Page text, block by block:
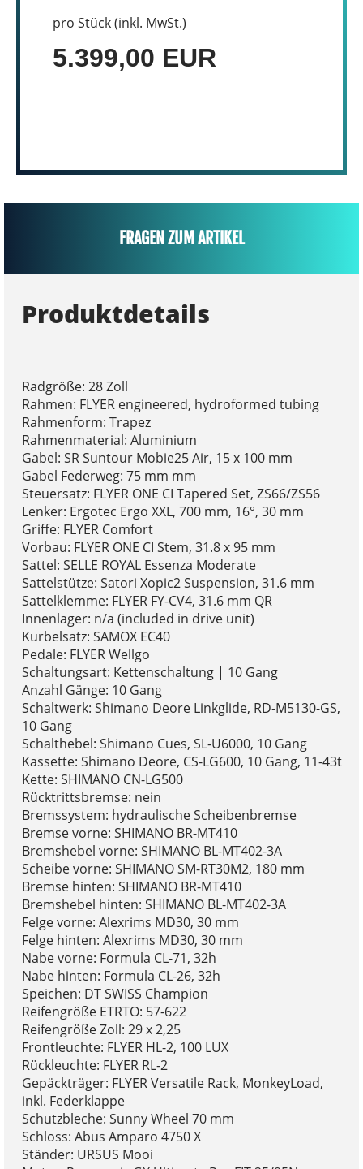
pro Stück (inkl. MwSt.)
5.399,00 EUR
FRAGEN ZUM ARTIKEL
Produktdetails
Radgröße: 28 Zoll
Rahmen: FLYER engineered, hydroformed tubing
Rahmenform: Trapez
Rahmenmaterial: Aluminium
Gabel: SR Suntour Mobie25 Air, 15 x 100 mm
Gabel Federweg: 75 mm mm
Steuersatz: FLYER ONE CI Tapered Set, ZS66/ZS56
Lenker: Ergotec Ergo XXL, 700 mm, 16°, 30 mm
Griffe: FLYER Comfort
Vorbau: FLYER ONE CI Stem, 31.8 x 95 mm
Sattel: SELLE ROYAL Essenza Moderate
Sattelstütze: Satori Xopic2 Suspension, 31.6 mm
Sattelklemme: FLYER FY-CV4, 31.6 mm QR
Innenlager: n/a (included in drive unit)
Kurbelsatz: SAMOX EC40
Pedale: FLYER Wellgo
Schaltungsart: Kettenschaltung | 10 Gang
Anzahl Gänge: 10 Gang
Schaltwerk: Shimano Deore Linkglide, RD-M5130-GS,
10 Gang
Schalthebel: Shimano Cues, SL-U6000, 10 Gang
Kassette: Shimano Deore, CS-LG600, 10 Gang, 11-43t
Kette: SHIMANO CN-LG500
Rücktrittsbremse: nein
Bremssystem: hydraulische Scheibenbremse
Bremse vorne: SHIMANO BR-MT410
Bremshebel vorne: SHIMANO BL-MT402-3A
Scheibe vorne: SHIMANO SM-RT30M2, 180 mm
Bremse hinten: SHIMANO BR-MT410
Bremshebel hinten: SHIMANO BL-MT402-3A
Felge vorne: Alexrims MD30, 30 mm
Felge hinten: Alexrims MD30, 30 mm
Nabe vorne: Formula CL-71, 32h
Nabe hinten: Formula CL-26, 32h
Speichen: DT SWISS Champion
Reifengröße ETRTO: 57-622
Reifengröße Zoll: 29 x 2,25
Frontleuchte: FLYER HL-2, 100 LUX
Rückleuchte: FLYER RL-2
Gepäckträger: FLYER Versatile Rack, MonkeyLoad,
inkl. Federklappe
Schutzbleche: Sunny Wheel 70 mm
Schloss: Abus Amparo 4750 X
Ständer: URSUS Mooi